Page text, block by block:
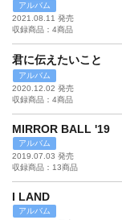
アルバム
2021.08.11 発売
収録商品：4商品
君に伝えたいこと
アルバム
2020.12.02 発売
収録商品：4商品
MIRROR BALL '19
アルバム
2019.07.03 発売
収録商品：13商品
I LAND
アルバム